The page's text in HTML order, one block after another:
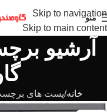
Skip to navigation
Skip to main content
منو
آرشیو
خانه پست های